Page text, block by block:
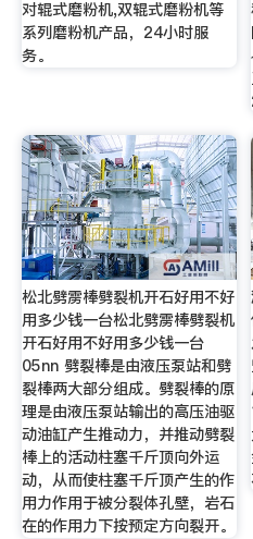
对辊式磨粉机,双辊式磨粉机等
系列磨粉机产品，24小时服
务。
松北劈雳棒劈裂机开石好用不好
用多少钱一台松北劈雳棒劈裂机
开石好用不好用多少钱一台
05nn 劈裂棒是由液压泵站和劈
裂棒两大部分组成。劈裂棒的原
理是由液压泵站输出的高压油驱
动油缸产生推动力，并推动劈裂
棒上的活动柱塞千斤顶向外运
动，从而使柱塞千斤顶产生的作
用力作用于被分裂体孔壁，岩石
在的作用力下按预定方向裂开。